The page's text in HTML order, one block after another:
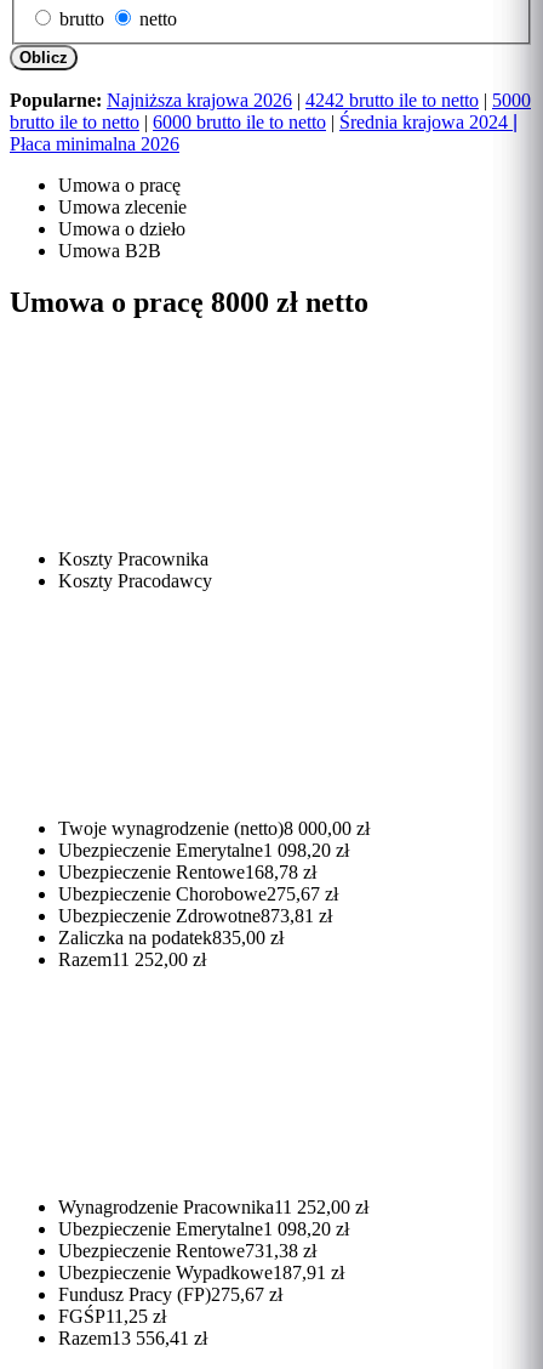
brutto netto
Oblicz
Popularne: Najniższa krajowa 2026 | 4242 brutto ile to netto | 5000
brutto ile to netto | 6000 brutto ile to netto | Średnia krajowa 2024
Płaca minimalna 2026
Umowa o pracę
Umowa zlecenie
Umowa o dzieło
Umowa B2B
Umowa o pracę 8000 zł netto
Koszty Pracownika
Koszty Pracodawcy
Twoje wynagrodzenie (netto)8 000,00 zł
Ubezpieczenie Emerytalne1 098,20 zł
Ubezpieczenie Rentowe168,78 zł
Ubezpieczenie Chorobowe275,67 zł
Ubezpieczenie Zdrowotne873,81 zł
Zaliczka na podatek835,00 zł
Razem11 252,00 zł
Wynagrodzenie Pracownika11 252,00 zł
Ubezpieczenie Emerytalne1 098,20 zł
Ubezpieczenie Rentowe731,38 zł
Ubezpieczenie Wypadkowe187,91 zł
Fundusz Pracy (FP)275,67 zł
FGŚP11,25 zł
Razem13 556,41 zł